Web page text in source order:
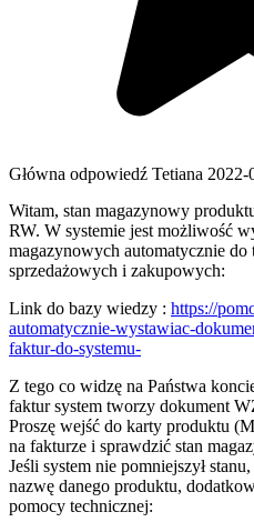
Główna odpowiedź Tetiana 2022-
Witam, stan magazynowy
RW. W systemie jest możliwość
magazynowych automatycznie
sprzedażowych i zakupowych:
Link do bazy wiedzy : https://
automatycznie-wystawiac-
faktur-do-systemu-
Z tego co widzę na Państwa
faktur system tworzy dokument
Proszę wejść do karty produktu
na fakturze i sprawdzić stan
Jeśli system nie pomniejszył
nazwę danego produktu,
pomocy technicznej: